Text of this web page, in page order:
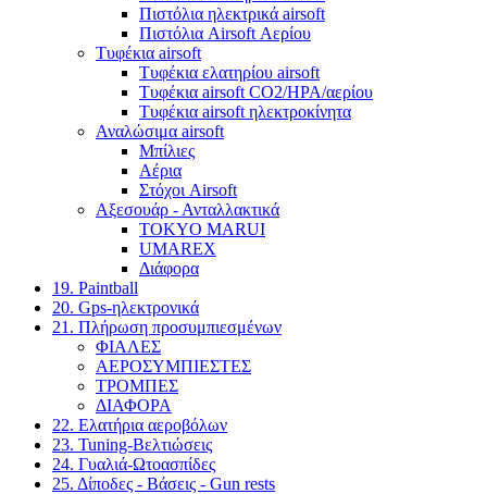
Πιστόλια ηλεκτρικά airsoft
Πιστόλια Airsoft Αερίου
Τυφέκια airsoft
Τυφέκια ελατηρίου airsoft
Τυφέκια airsoft CO2/HPA/αερίου
Τυφέκια airsoft ηλεκτροκίνητα
Αναλώσιμα airsoft
Μπίλιες
Αέρια
Στόχοι Airsoft
Αξεσουάρ - Ανταλλακτικά
TOKYO MARUI
UMAREX
Διάφορα
19. Paintball
20. Gps-ηλεκτρονικά
21. Πλήρωση προσυμπιεσμένων
ΦΙΑΛΕΣ
ΑΕΡΟΣΥΜΠΙΕΣΤΕΣ
ΤΡΟΜΠΕΣ
ΔΙΑΦΟΡΑ
22. Ελατήρια αεροβόλων
23. Tuning-Βελτιώσεις
24. Γυαλιά-Ωτοασπίδες
25. Δίποδες - Βάσεις - Gun rests